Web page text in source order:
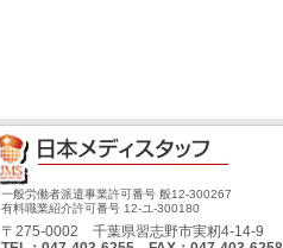
一般労働者派遣事業許可番号 般12-300267
有料職業紹介許可番号 12-ユ-300180
〒275-0002 千葉県習志野市実籾4-14-9